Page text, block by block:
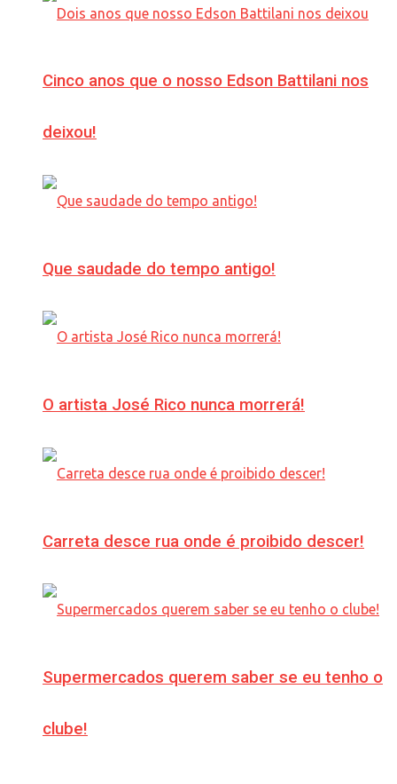
Cinco anos que o nosso Edson Battilani nos
deixou!
Que saudade do tempo antigo!
O artista José Rico nunca morrerá!
Carreta desce rua onde é proibido descer!
Supermercados querem saber se eu tenho o
clube!